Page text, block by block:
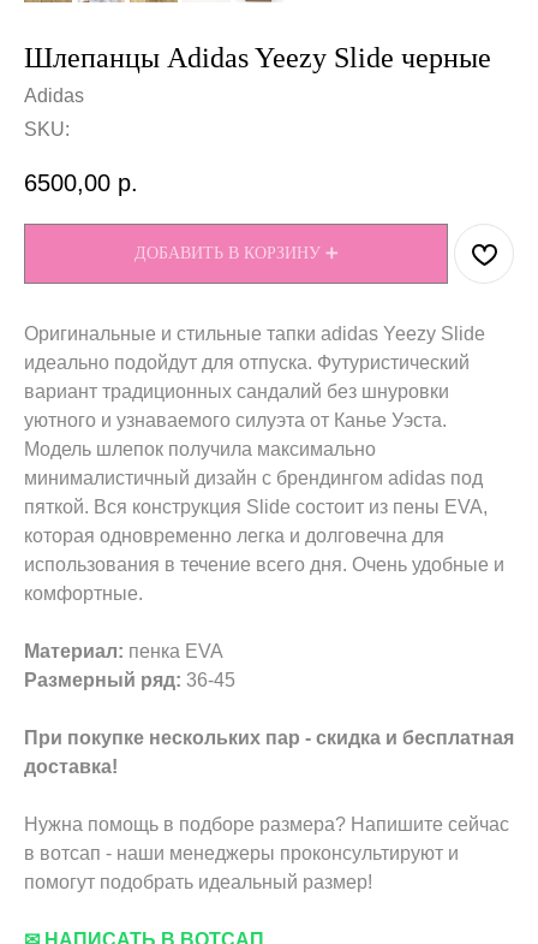
Шлепанцы Adidas Yeezy Slide черные
Adidas
SKU:
6500,00 р.
ДОБАВИТЬ В КОРЗИНУ ➕
Оригинальные и стильные тапки adidas Yeezy Slide
идеально подойдут для отпуска. Футуристический
вариант традиционных сандалий без шнуровки
уютного и узнаваемого силуэта от Канье Уэста.
Модель шлепок получила максимально
минималистичный дизайн с брендингом adidas под
пяткой. Вся конструкция Slide состоит из пены EVA,
которая одновременно легка и долговечна для
использования в течение всего дня. Очень удобные и
комфортные.
Материал: пенка EVA
Размерный ряд: 36-45
При покупке нескольких пар - скидка и бесплатная
доставка!
Нужна помощь в подборе размера? Напишите сейчас
в вотсап - наши менеджеры проконсультируют и
помогут подобрать идеальный размер!